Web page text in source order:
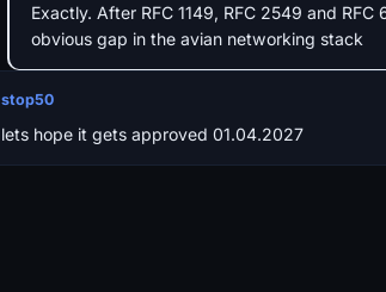
Exactly. After RFC 1149, RFC 2549 and
obvious gap in the avian networking stack
stop50
lets hope it gets approved 01.04.2027